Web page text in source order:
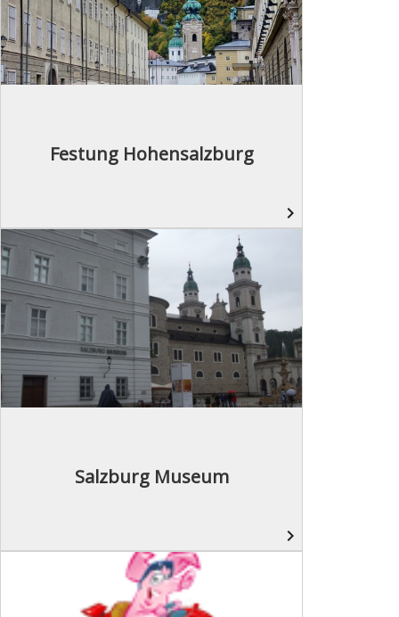
Festung Hohensalzburg
navigate_next
Salzburg Museum
navigate_next